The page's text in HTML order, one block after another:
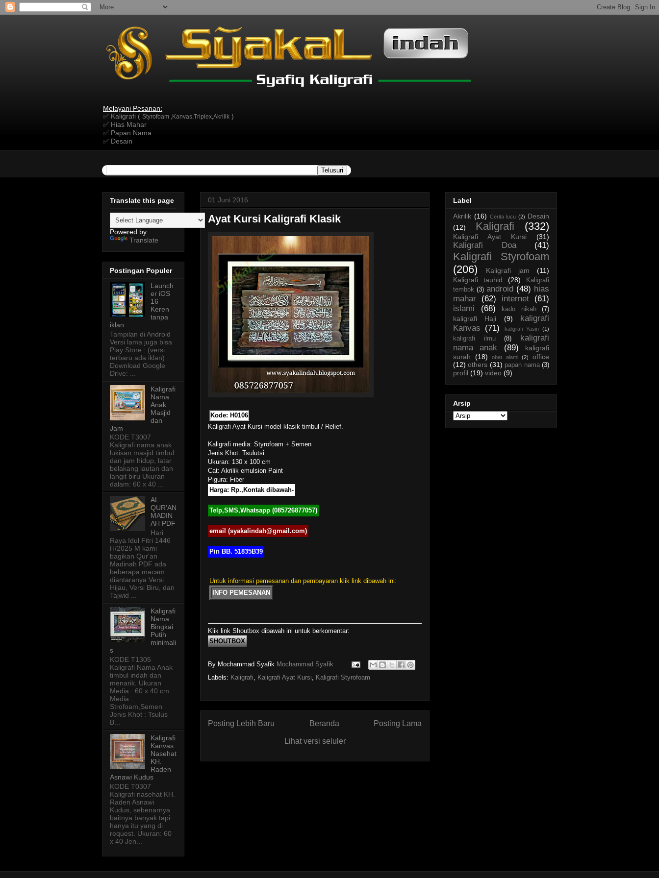
Melayani Pesanan:
✅ Kaligrafi ( Styrofoam ,Kanvas,Triplex,Akrilik )
✅ Hias Mahar
✅ Papan Nama
✅ Desain
01 Juni 2016
Ayat Kursi Kaligrafi Klasik
Kode: H0106
Kaligrafi Ayat Kursi model klasik timbul / Relief.
Kaligrafi media: Styrofoam + Semen
Jenis Khot: Tsulutsi
Ukuran: 130 x 100 cm
Cat: Akrilik emulsion Paint
Pigura: Fiber
Harga: Rp.,Kontak dibawah-
Telp,SMS,Whatsapp (085726877057)
email (syakalindah@gmail.com)
Pin BB. 51835B39
Untuk informasi pemesanan dan pembayaran klik link dibawah ini:
INFO PEMESANAN
Klik link Shoutbox dibawah ini untuk berkomentar:
SHOUTBOX
By Mochammad Syafik Mochammad Syafik
Labels: Kaligrafi, Kaligrafi Ayat Kursi, Kaligrafi Styrofoam
Posting Lebih Baru Posting Lama
Beranda
Lihat versi seluler
Translate this page
Powered by
Translate
Postingan Populer
Launch
er iOS
16
Keren
tanpa
iklan
Tampilan di Android
Versi lama juga bisa
Play Store : (versi
terbaru ada iklan)
Download Google
Drive: ...
Kaligrafi
Nama
Anak
Masjid
dan
Jam
KODE T3007
Kaligrafi nama anak
lukisan masjid timbul
dan jam hidup, latar
belakang lautan dan
langit biru Ukuran
dalam: 60 x 40 ...
AL
QUR'AN
MADIN
AH PDF
Hari
Raya Idul Fitri 1446
H/2025 M kami
bagikan Qur'an
Madinah PDF ada
beberapa macam
diantaranya Versi
Hijau, Versi Biru, dan
Tajwid ...
Kaligrafi
Nama
Bingkai
Putih
minimali
s
KODE T1305
Kaligrafi Nama Anak
timbul indah dan
menarik. Ukuran
Media : 60 x 40 cm
Media :
Strofoam,Semen
Jenis Khot : Tsulus
B...
Kaligrafi
Kanvas
Nasehat
KH.
Raden
Asnawi Kudus
KODE T0307
Kaligrafi nasehat KH.
Raden Asnawi
Kudus, sebenarnya
baitnya banyak tapi
hanya itu yang di
request. Ukuran: 60
x 40 Jen...
Label
Akrilik (16) Cerita lucu (2) Desain
(12)
Kaligrafi (332)
Kaligrafi Ayat Kursi (31)
Kaligrafi Doa (41)
Kaligrafi Styrofoam
(206)
Kaligrafi jam
(11)
Kaligrafi tauhid
(28)
Kaligrafi
tembok (3) android (48) hias
mahar
(62) internet
(61)
islami
(68) kado nikah (7)
kaligrafi Haji (9)
kaligrafi
Kanvas (71) kaligrafi Yasin (1)
kaligrafi ilmu (8)
kaligrafi
nama anak
(89)
kaligrafi
surah
(18) obat alami (2)
office
(12) others (31) papan nama (3)
profil (19) video (9)
Arsip